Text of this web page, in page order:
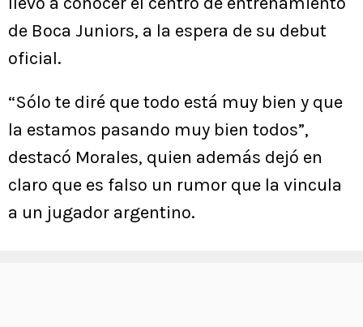
de Boca Juniors, a la espera de su debut
oficial.
“Sólo te diré que todo está muy bien y que
la estamos pasando muy bien todos”,
destacó Morales, quien además dejó en
claro que es falso un rumor que la vincula
a un jugador argentino.